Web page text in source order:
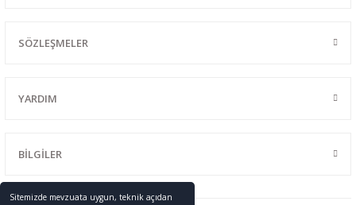
Sitemizde mevzuata uygun, teknik açıdan
SÖZLEŞMELER
YARDIM
BİLGİLER